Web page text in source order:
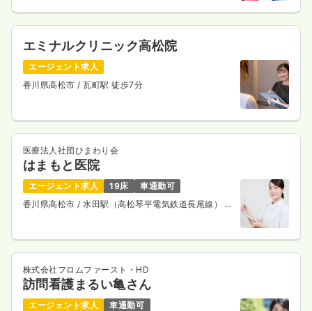
エミナルクリニック高松院
エージェント求人
香川県高松市/ 瓦町駅 徒歩7分
医療法人社団ひまわり会
はまもと医院
エージェント求人 19床
車通勤可
香川県高松市/ 水田駅（高松琴平電気鉄道長尾線） 車
株式会社フロムファースト・HD
訪問看護まるい亀さん
エージェント求人
車通勤可